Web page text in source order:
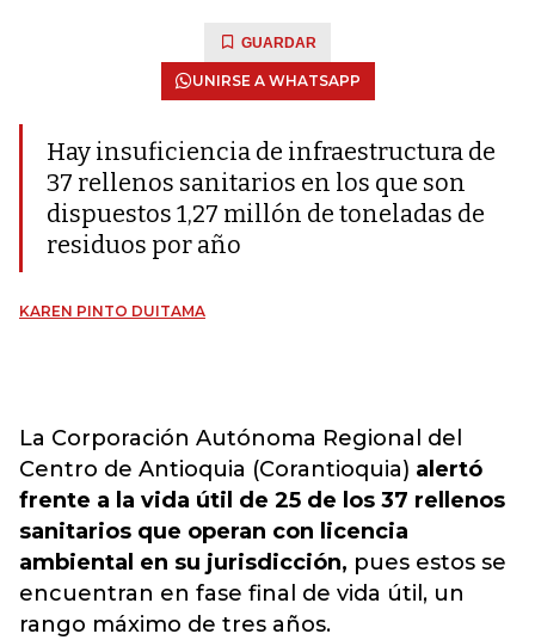
GUARDAR
UNIRSE A WHATSAPP
Hay insuficiencia de infraestructura de
37 rellenos sanitarios en los que son
dispuestos 1,27 millón de toneladas de
residuos por año
KAREN PINTO DUITAMA
La Corporación Autónoma Regional del
Centro de Antioquia (Corantioquia) alertó
frente a la vida útil de 25 de los 37 rellenos
sanitarios que operan con licencia
ambiental en su jurisdicción, pues estos se
encuentran en fase final de vida útil, un
rango máximo de tres años.